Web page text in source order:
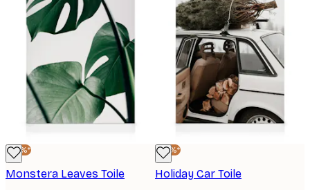
-25%*
Monstera Leaves Toile
-25%*
Holiday Car Toile